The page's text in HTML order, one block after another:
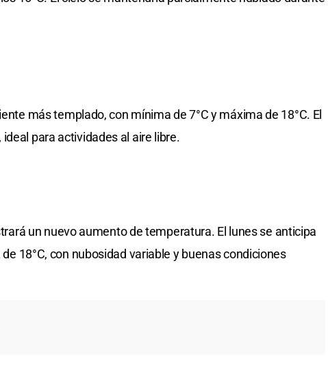
más templado, con mínima de 7°C y máxima de 18°C. El
para actividades al aire libre.
un nuevo aumento de temperatura. El lunes se anticipa
18°C, con nubosidad variable y buenas condiciones